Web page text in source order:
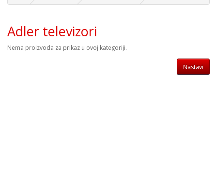
Adler televizori
Nema proizvoda za prikaz u ovoj kategoriji.
Nastavi